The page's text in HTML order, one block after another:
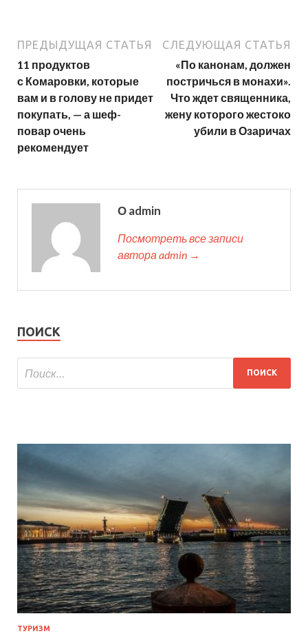
ПРЕДЫДУЩАЯ СТАТЬЯ
11 продуктов
с Комаровки, которые
вам и в голову не придет
покупать, — а шеф-
повар очень
рекомендует
СЛЕДУЮЩАЯ СТАТЬЯ
«По канонам, должен
постричься в монахи».
Что ждет священника,
жену которого жестоко
убили в Озаричах
О admin
Посмотреть все записи
автора admin →
ПОИСК
ТУРИЗМ